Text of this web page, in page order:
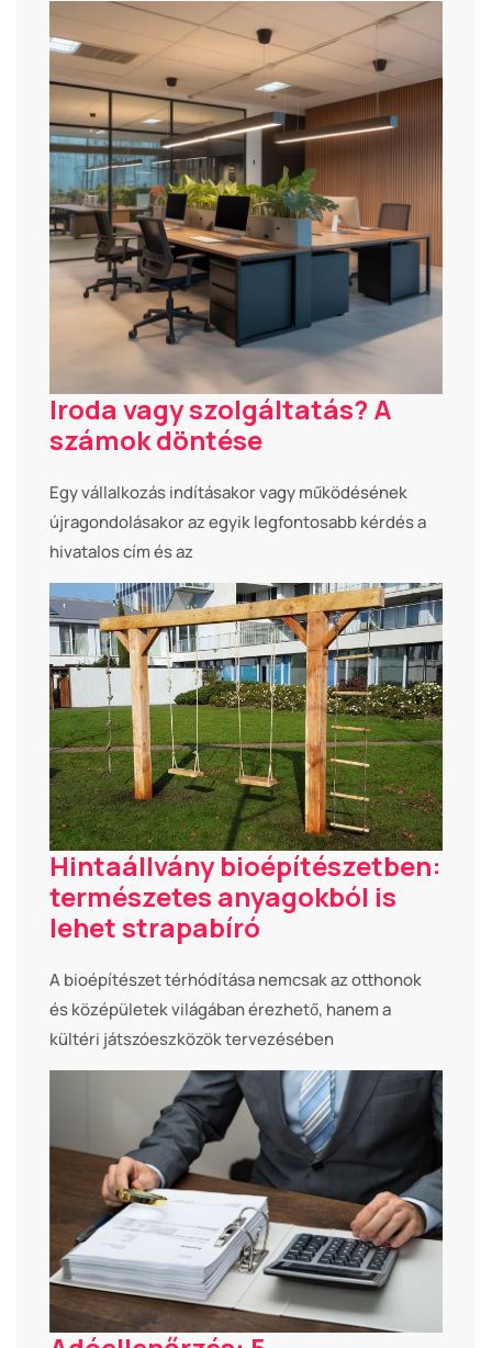
Iroda vagy szolgáltatás? A
számok döntése
Egy vállalkozás indításakor vagy működésének
újragondolásakor az egyik legfontosabb kérdés a
hivatalos cím és az
Hintaállvány bioépítészetben:
természetes anyagokból is
lehet strapabíró
A bioépítészet térhódítása nemcsak az otthonok
és középületek világában érezhető, hanem a
kültéri játszóeszközök tervezésében